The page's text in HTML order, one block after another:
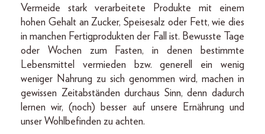
Vermeide stark verarbeitete Produkte mit einem
hohen Gehalt an Zucker, Speisesalz oder Fett, wie dies
in manchen Fertigprodukten der Fall ist. Bewusste Tage
oder Wochen zum Fasten, in denen bestimmte
Lebensmittel vermieden bzw. generell ein wenig
weniger Nahrung zu sich genommen wird, machen in
gewissen Zeitabständen durchaus Sinn, denn dadurch
lernen wir, (noch) besser auf unsere Ernährung und
unser Wohlbefinden zu achten.